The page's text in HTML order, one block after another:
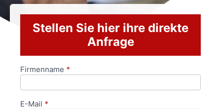
Stellen Sie hier ihre direkte
Anfrage
Anfrageformular
Firmenname *
E-Mail *